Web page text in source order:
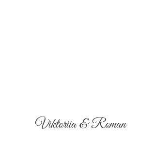
Viktoriia & Roman